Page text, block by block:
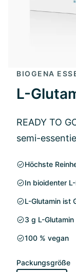
BIOGENA
L-
READY TO
semi-
Höchste
In bioidenter
L-Glutamin ist
3 g L-
100 % vegan
Packungsgröße